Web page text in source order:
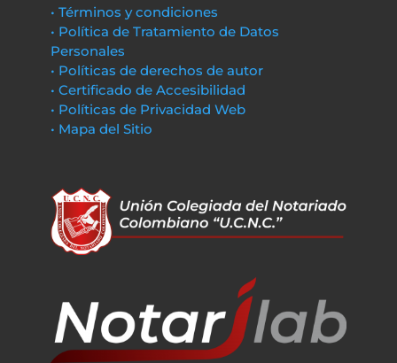
• Términos y condiciones
• Política de Tratamiento de Datos
Personales
• Políticas de derechos de autor
• Certificado de Accesibilidad
• Políticas de Privacidad Web
• Mapa del Sitio